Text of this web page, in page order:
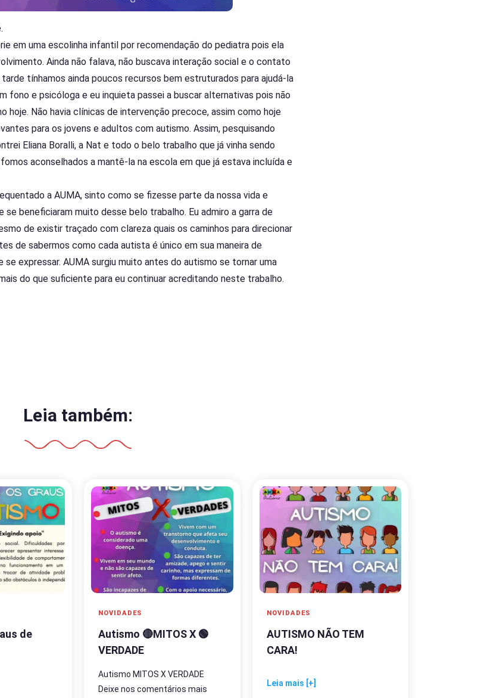
em uma escolinha infantil por recomendação do pediatra pois ela
Ainda não falava, não buscava interação social e o contato
tarde tínhamos ainda poucos recursos bem estruturados para ajudá-la
fono e psicóloga e eu inquieta passei a buscar alternativas pois não
hoje. Não havia clínicas de intervenção precoce, assim como hoje
para os jovens e adultos com autismo. Assim, pesquisando
Eliana Boralli, a Nat e todo o belo trabalho que já vinha sendo
aconselhados a mantê-la na escola em que já estava incluída e
a AUMA, sinto como se fizesse parte da nossa vida e
se beneficiaram muito desse belo trabalho. Eu admiro a garra de
de existir traçado com clareza quais os caminhos para direcionar
de sabermos como cada autista é único em sua maneira de
se expressar. AUMA surgiu muito antes do autismo se tornar uma
do que suficiente para eu continuar acreditando neste trabalho.
Leia também:
de
NOVIDADES
Autismo 🔴MITOS X 🟢
VERDADE
Autismo MITOS X VERDADE
Deixe nos comentários mais
NOVIDADES
AUTISMO NÃO TEM
CARA!
Leia mais [+]